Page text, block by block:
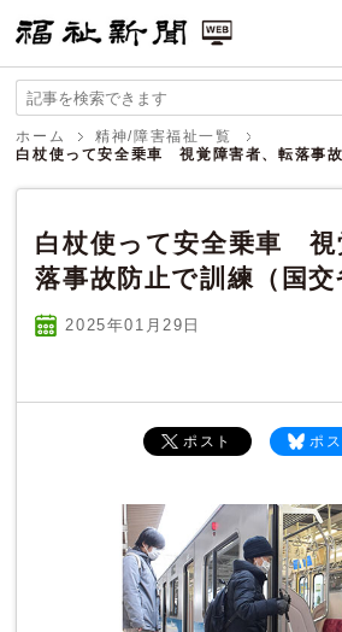
福祉新聞 WEB
ホーム
精神/障害福祉一覧
白杖使って安全乗車 視覚障害者、転落事故
白杖使って安全乗車 視
落事故防止で訓練（国交
2025年01 月29 日
ポス
ポスト